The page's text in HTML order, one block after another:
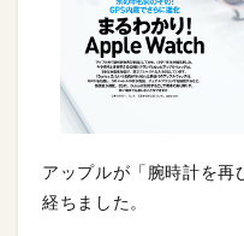
アップルが「腕時計を再
経ちました。